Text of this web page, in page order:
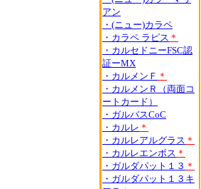
アン
・(ニュー)カラペ
・ カラペ ラピス ＊
・ カルセドニーFSC認
証ーMX
・カルメンＦ ＊
・ カルメンＲ
（両面コ
ートカード）
・ ガルバスCoC
・カルレ ＊
・カルレアルグラス ＊
・カルレエンボス ＊
・ ガルダパット１３ ＊
・ガルダパット１３キ